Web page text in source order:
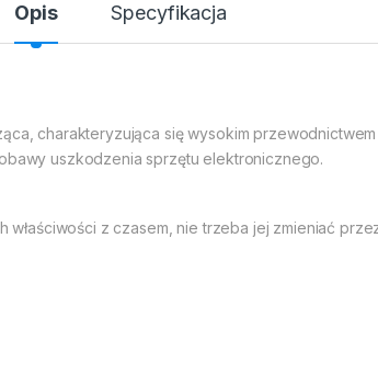
Opis Specyfikacja
charakteryzująca się wysokim
uszkodzenia sprzętu elektronicznego.
z czasem, nie trzeba jej zmieniać